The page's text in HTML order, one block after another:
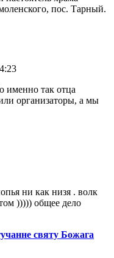
пос. Тарный.
именно так отца
организаторы, а мы
ни как низя . волк
))))) общее дело
святу Божага